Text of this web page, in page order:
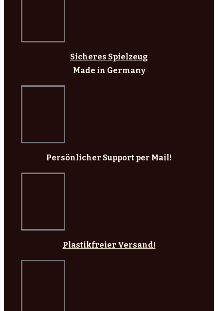
Sicheres Spielzeug
Made in Germany
Persönlicher Support per Mail!
Plastikfreier Versand!